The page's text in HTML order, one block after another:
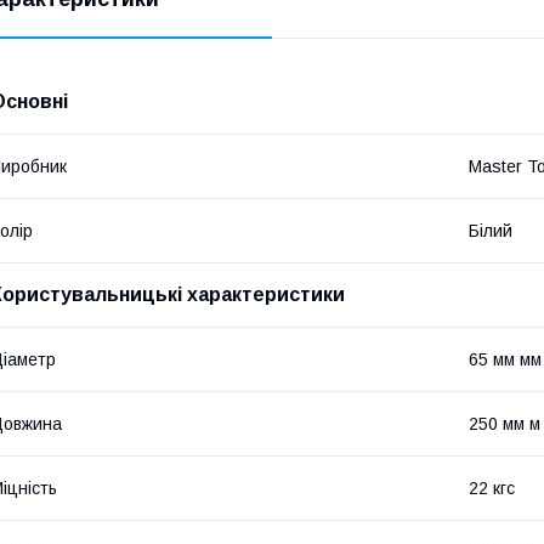
Master
Білий
характеристики
65 мм мм
250 мм м
22 кгс